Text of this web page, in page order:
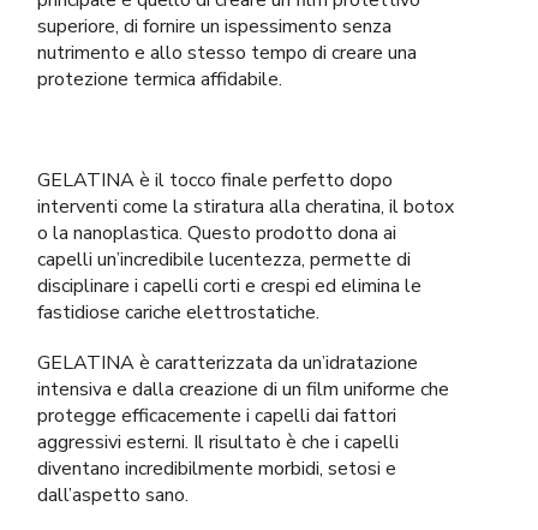
superiore, di fornire un ispessimento senza
nutrimento e allo stesso tempo di creare una
protezione termica affidabile.
GELATINA è il tocco finale perfetto dopo
interventi come la stiratura alla cheratina, il botox
o la nanoplastica. Questo prodotto dona ai
capelli un’incredibile lucentezza, permette di
disciplinare i capelli corti e crespi ed elimina le
fastidiose cariche elettrostatiche.
GELATINA è caratterizzata da un’idratazione
intensiva e dalla creazione di un film uniforme che
protegge efficacemente i capelli dai fattori
aggressivi esterni. Il risultato è che i capelli
diventano incredibilmente morbidi, setosi e
dall’aspetto sano.